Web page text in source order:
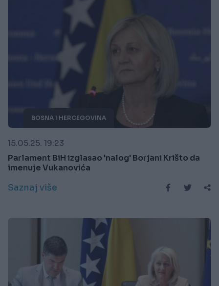
BOSNA I HERCEGOVINA
15.05.25. 19:23
Parlament BiH izglasao 'nalog' Borjani Krišto da
imenuje Vukanovića
Saznaj više